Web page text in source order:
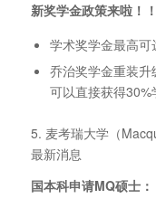
新奖学金政策来啦！
学术奖学金最高可
乔治奖学金重装
可以直接获得30%
5. 麦考瑞大学（
最新消息
国本科申请MQ硕士：